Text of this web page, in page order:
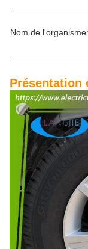
Nom de l'organisme:
Présentation